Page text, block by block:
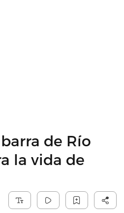
de Río
la vida de